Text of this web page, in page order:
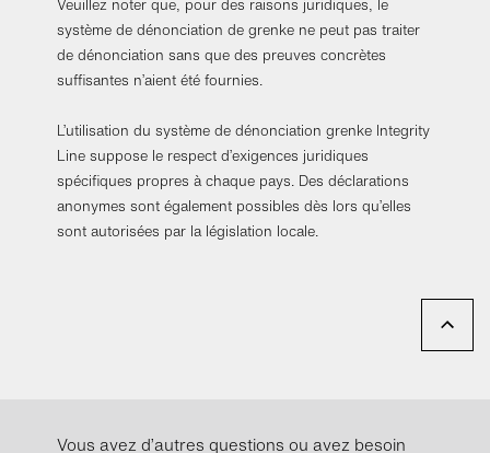
Veuillez noter que, pour des raisons juridiques, le
système de dénonciation de grenke ne peut pas traiter
de dénonciation sans que des preuves concrètes
suffisantes n’aient été fournies.
L’utilisation du système de dénonciation grenke Integrity
Line suppose le respect d’exigences juridiques
spécifiques propres à chaque pays. Des déclarations
anonymes sont également possibles dès lors qu’elles
sont autorisées par la législation locale.
Vous avez d’autres questions ou avez besoin